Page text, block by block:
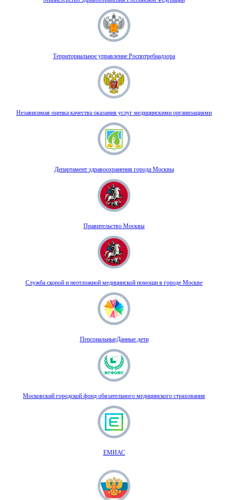
Территориальное управление Роспотребнадзора
Независимая оценка качества оказания услуг медицинскими организациями
Департамент здравоохранения города Москвы
Правительство Москвы
Служба скорой и неотложной медицинской помощи в городе Москве
ПерсональныеДанные.дети
Московский городской фонд обязательного медицинского страхования
ЕМИАС